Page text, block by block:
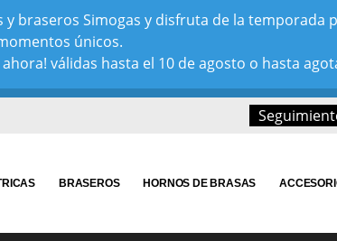
y braseros Simogas y disfruta de la
únicos.
válidas hasta el 10 de agosto o hasta
BRASEROS HORNOS DE BRASAS